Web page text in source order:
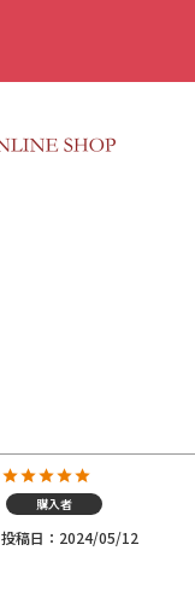
購入者
投稿日 2024/05/12